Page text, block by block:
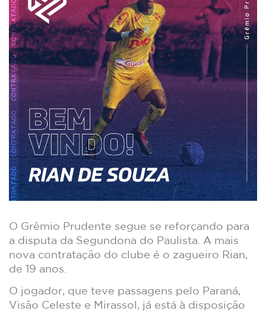
O Grêmio Prudente segue se reforçando para
a disputa da Segundona do Paulista. A mais
nova contratação do clube é o zagueiro Rian,
de 19 anos.
O jogador, que teve passagens pelo Paraná,
Visão Celeste e Mirassol, já está à disposição